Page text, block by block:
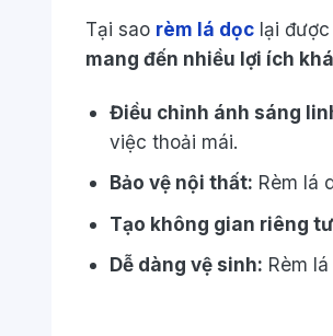
Tại sao rèm lá dọc lại
mang đến nhiều lợi ích
Điều chỉnh ánh sáng
việc thoải mái.
Bảo vệ nội thất: Rèm lá
Tạo không gian riêng
Dễ dàng vệ sinh: Rèm